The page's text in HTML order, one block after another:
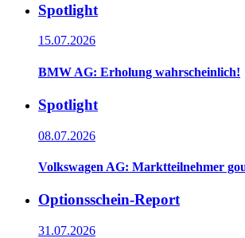
Spotlight
15.07.2026
BMW AG: Erholung wahrscheinlich!
Spotlight
08.07.2026
Volkswagen AG: Marktteilnehmer
Optionsschein-Report
31.07.2026